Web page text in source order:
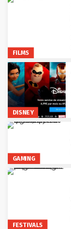
FILMS
DISNEY
GAMING
FESTIVALS